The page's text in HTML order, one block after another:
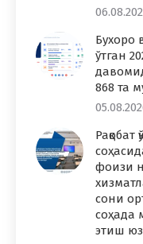
Бухоро
ўтган
868 та
фоизи
сони
соҳада
этиш